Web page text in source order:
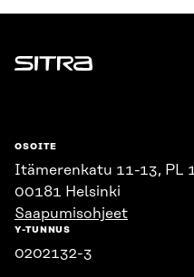
Sitra
OSOITE
Itämerenkatu 11-13, PL
00181 Helsinki
Saapumisohjeet
Y-TUNNUS
0202132-3